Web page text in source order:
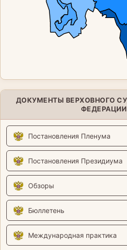
ДОКУМЕНТЫ ВЕРХОВНОГО
ФЕДЕРАЦИИ
Постановления Пленума
Постановления Президиума
Обзоры
Бюллетень
Международная практика